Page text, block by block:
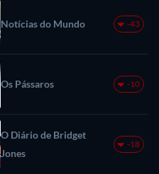
Notícias do Mundo -43
Os Pássaros -10
O Diário de Bridget
Jones
-18